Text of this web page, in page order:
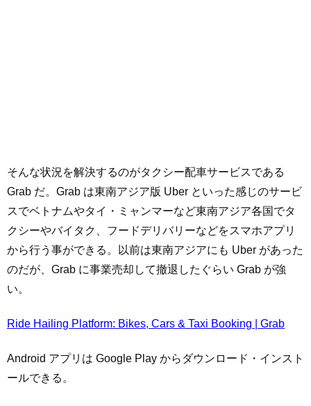
そんな状況を解決するのがタクシー配車サービスである
Grab だ。Grab は東南アジア版 Uber といった感じのサービ
スでベトナムやタイ・ミャンマーなど東南アジア各国でタ
クシーやバイタク、フードデリバリーなどをスマホアプリ
から行う事ができる。以前は東南アジアにも Uber があった
のだが、Grab に事業売却して撤退したぐらい Grab が強
い。
Ride Hailing Platform: Bikes, Cars & Taxi Booking | Grab
Android アプリは Google Play からダウンロード・インスト
ールできる。